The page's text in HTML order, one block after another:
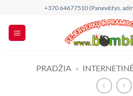
content
+370 64677510 (Panevėžys,
PRADŽIA »